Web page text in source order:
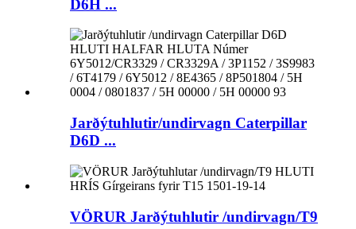
D6H ...
Jarðýtuhlutir/undirvagn Caterpillar
D6D ...
VÖRUR Jarðýtuhlutir /undirvagn/T9